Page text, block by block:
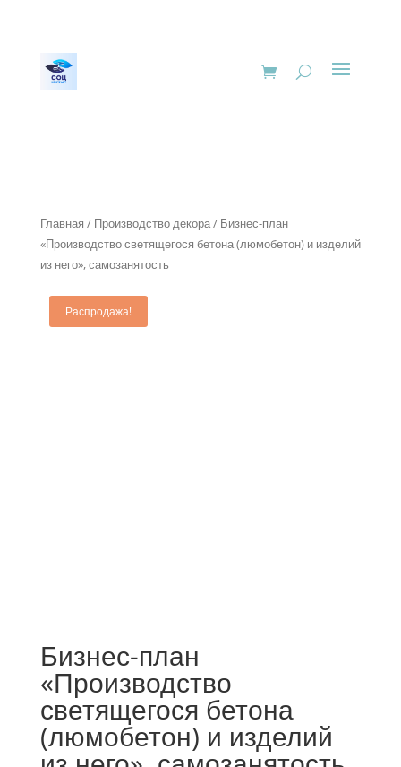
Главная / Производство декора/ Бизнес-план
«Производство светящегося бетона (люмобетон) и изделий
из него», самозанятость
Распродажа!
Бизнес-план
«Производство
светящегося бетона
(люмобетон) и изделий